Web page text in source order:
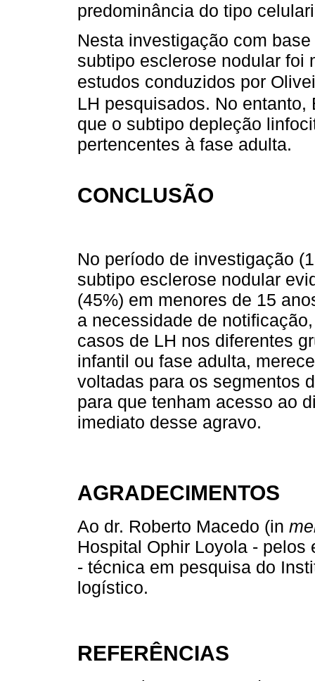
predominância do tipo
Nesta investigação com
subtipo esclerose nodular foi
estudos conduzidos por
LH pesquisados. No entanto,
que o subtipo depleção
pertencentes à fase adulta.
CONCLUSÃO
No período de investigação
subtipo esclerose nodular
(45%) em menores de 15
a necessidade de
casos de LH nos diferentes
infantil ou fase adulta,
voltadas para os segmentos
para que tenham acesso ao
imediato desse agravo.
AGRADECIMENTOS
Ao dr. Roberto Macedo (in
Hospital Ophir Loyola -
- técnica em pesquisa do
logístico.
REFERÊNCIAS